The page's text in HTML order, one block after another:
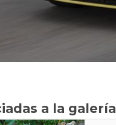
a la galería